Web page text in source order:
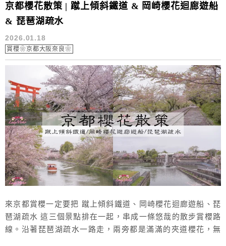
京都櫻花散策 | 蹴上傾斜鐵道 & 岡崎櫻花迴廊遊船
& 琵琶湖疏水
2026.01.18
賞櫻❀京都大阪奈良❀
來京都賞櫻一定要把 蹴上傾斜鐵道、岡崎櫻花迴廊遊船、琵
琶湖疏水 這三個景點排在一起，串成一條悠哉的散步賞櫻路
線。沿著琵琶湖疏水一路走，兩旁都是滿滿的夾道櫻花，無